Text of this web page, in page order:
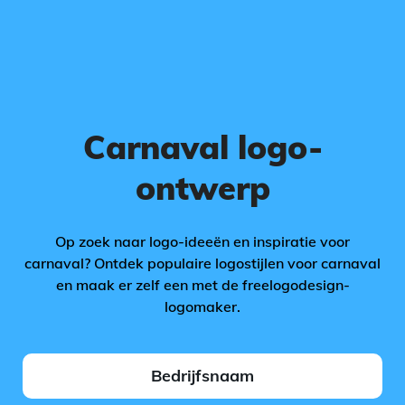
Carnaval logo-
ontwerp
Op zoek naar logo-ideeën en inspiratie voor
carnaval? Ontdek populaire logostijlen voor carnaval
en maak er zelf een met de freelogodesign-
logomaker.